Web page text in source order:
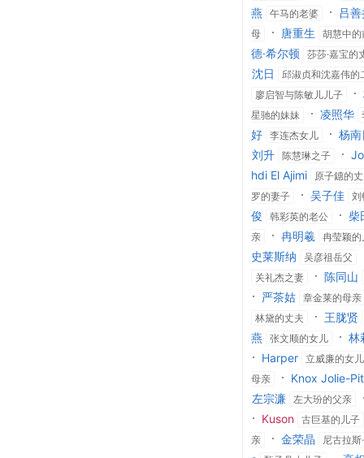
燕 午马的老婆 吕
母 唐重生 胡慧中的
德·希尔顿 莎莎·嘉宝的
沈日
邱淑贞和沈嘉伟的
廖启智与陈敏儿儿子
星驰的妹妹 凌照华
好 李连杰女儿
杨南
刘升 陈慧琳之子
hdi El Ajimi
原子鏸的
罗的妻子
吴子佳 刘
俊 韩彩英的老公 柴
亲 冉明羲 冉莹颖的
史莱斯纳
吴彦祖岳父
关礼杰之妻
陈同山
严茶姑 章金莱的母亲
林黛的丈夫
王胧贤
燕
张文顺的女儿
林
Harper
立威廉的女儿
母亲
Knox Jolie-
左宗濂
左大玢的父亲
Kuson
古巨基的儿子
亲
金荣晶 尼古拉斯